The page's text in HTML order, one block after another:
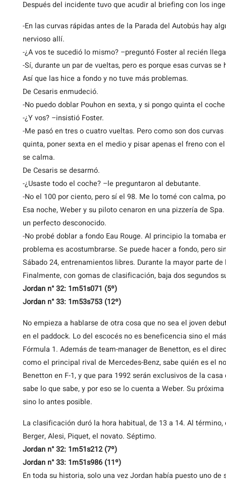
Después del incidente tuvo que acudir al briefing con los
-En las curvas rápidas antes de la Parada del Autobús hay
nervioso allí.
-¿A vos te sucedió lo mismo? –preguntó Foster al recién
-Sí, durante un par de vueltas, pero es porque esas curvas
Así que las hice a fondo y no tuve más problemas.
De Cesaris enmudeció.
-No puedo doblar Pouhon en sexta, y si pongo quinta el
-¿Y vos? –insistió Foster.
-Me pasó en tres o cuatro vueltas. Pero como son dos
quinta, poner sexta en el medio y pisar apenas el freno con
se calma.
De Cesaris se desarmó.
-¿Usaste todo el coche? –le preguntaron al debutante.
-No el 100 por ciento, pero sí el 98. Me lo tomé con calma,
Esa noche, Weber y su piloto cenaron en una pizzería de
un perfecto desconocido.
-No probé doblar a fondo Eau Rouge. Al principio la tomaba
problema es acostumbrarse. Se puede hacer a fondo, pero
Sábado 24, entrenamientos libres. Durante la mayor parte
Finalmente, con gomas de clasificación, baja dos segundos
Jordan n° 32: 1m51s071 (5º)
Jordan n° 33: 1m53s753 (12º)
No empieza a hablarse de otra cosa que no sea el joven
en el paddock. Lo del escocés no es beneficencia sino el
Fórmula 1. Además de team-manager de Benetton, es el
como el principal rival de Mercedes-Benz, sabe quién es el
Benetton en F-1, y que para 1992 serán exclusivos de la
sabe lo que sabe, y por eso se lo cuenta a Weber. Su
sino lo antes posible.
La clasificación duró la hora habitual, de 13 a 14. Al
Berger, Alesi, Piquet, el novato. Séptimo.
Jordan n° 32: 1m51s212 (7º)
Jordan n° 33: 1m51s986 (11º)
En toda su historia, solo una vez Jordan había puesto uno